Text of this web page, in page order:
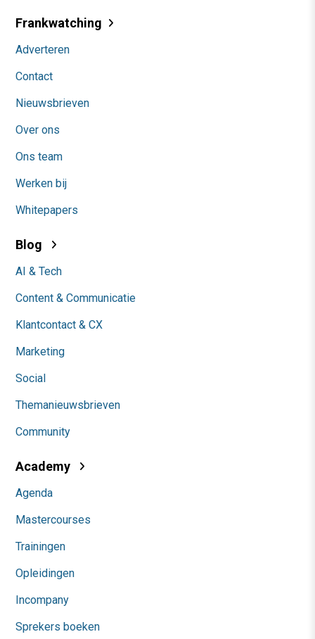
Frankwatching
Adverteren
Contact
Nieuwsbrieven
Over ons
Ons team
Werken bij
Whitepapers
Blog
AI & Tech
Content & Communicatie
Klantcontact & CX
Marketing
Social
Themanieuwsbrieven
Community
Academy
Agenda
Mastercourses
Trainingen
Opleidingen
Incompany
Sprekers boeken